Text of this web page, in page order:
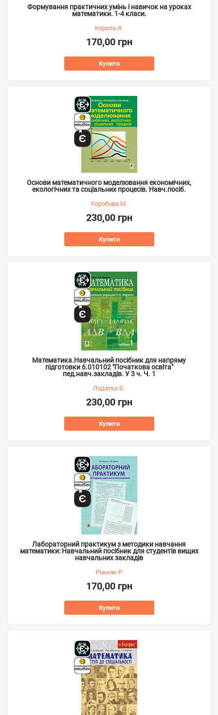
Формування практичних умінь і навичок на уроках
математики. 1-4 класи.
Король Я.
170,00 грн
Купити
Основи математичного моделювання економічних,
екологічних та соціальних процесів. Навч.посіб.
Коробова М.
230,00 грн
Купити
Математика.Навчальний посібник для напряму
підготовки 6.010102 "Початкова освіта"
пед.навч.закладів. У 3 ч. Ч. 1
Лодатко Є.
230,00 грн
Купити
Лабораторний практикум з методики навчання
математики: Навчальний посібник для студентів вищих
навчальних закладів
Ріжняк Р.
170,00 грн
Купити